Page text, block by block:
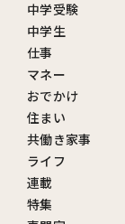
中学受験
中学生
仕事
マネー
おでかけ
住まい
共働き家事
ライフ
連載
特集